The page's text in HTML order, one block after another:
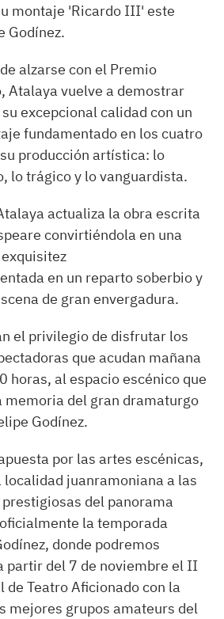
montaje 'Ricardo III' este
Godínez.
alzarse con el Premio
Atalaya vuelve a demostrar
excepcional calidad con un
fundamentado en los cuatro
producción artística: lo
lo trágico y lo vanguardista.
actualiza la obra escrita
convirtiéndola en una
en un reparto soberbio y
de gran envergadura.
el privilegio de disfrutar los
que acudan mañana
horas, al espacio escénico que
memoria del gran dramaturgo
Godínez.
por las artes escénicas,
juanramoniana a las
del panorama
la temporada
donde podremos
partir del 7 de noviembre el II
de Teatro Aficionado con la
mejores grupos amateurs del